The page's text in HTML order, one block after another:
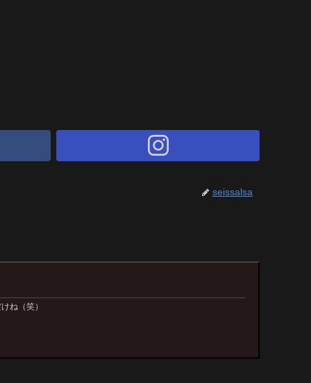
seissalsa
ね（笑）